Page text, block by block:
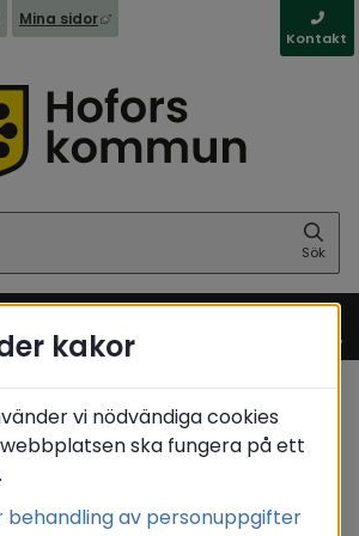
Länk till annan webbplats, öppnas i nytt
Mina sidor Länk till annan webbplats,
Kontakt
Sök
Meny
Stöd & omsorg
personer med
Orion
kakor
vi nödvändiga cookies
ska fungera på ett
behandling av personuppgifter